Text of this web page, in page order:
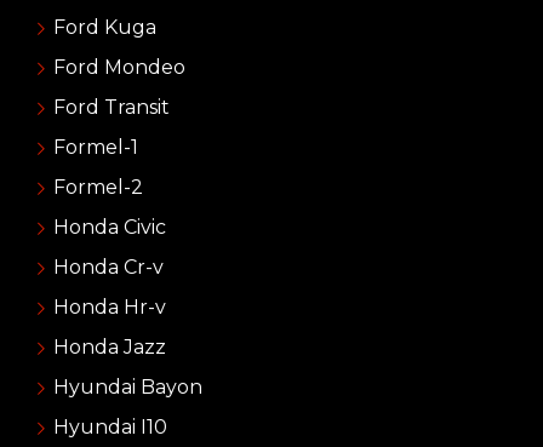
Ford Kuga
Ford Mondeo
Ford Transit
Formel-1
Formel-2
Honda Civic
Honda Cr-v
Honda Hr-v
Honda Jazz
Hyundai Bayon
Hyundai I10